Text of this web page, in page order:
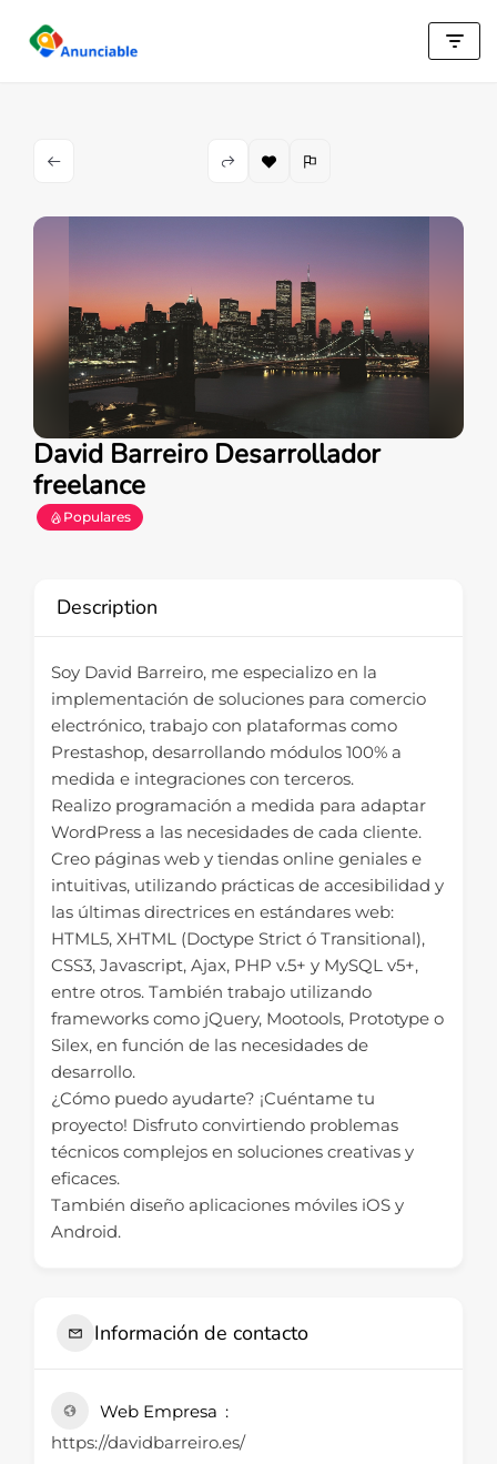
Saltar
David Barreiro Desarrollador
freelance
Populares
Description
Soy David Barreiro, me especializo en la
implementación de soluciones para comercio
electrónico, trabajo con plataformas como
Prestashop, desarrollando módulos 100% a
medida e integraciones con terceros.
Realizo programación a medida para adaptar
WordPress a las necesidades de cada cliente.
Creo páginas web y tiendas online geniales e
intuitivas, utilizando prácticas de accesibilidad y
las últimas directrices en estándares web:
HTML5, XHTML (Doctype Strict ó Transitional),
CSS3, Javascript, Ajax, PHP v.5+ y MySQL v5+,
entre otros. También trabajo utilizando
frameworks como jQuery, Mootools, Prototype o
Silex, en función de las necesidades de
desarrollo.
¿Cómo puedo ayudarte? ¡Cuéntame tu
proyecto! Disfruto convirtiendo problemas
técnicos complejos en soluciones creativas y
eficaces.
También diseño aplicaciones móviles iOS y
Android.
Información de contacto
Web Empresa
https://davidbarreiro.es/